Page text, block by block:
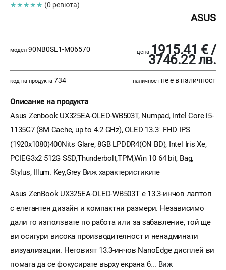
★★★★★ (0 ревюта)
ASUS
модел 90NB0SL1-M06570 цена 1915.41 € /
3746.22 лв.
код на продукта 734 наличност не е в наличност
Описание на продукта
Asus Zenbook UX325EA-OLED-WB503T, Numpad, Intel Core i5-
1135G7 (8M Cache, up to 4.2 GHz), OLED 13.3" FHD IPS
(1920x1080)400Nits Glare, 8GB LPDDR4(ON BD), Intel Iris Xe,
PCIEG3x2 512G SSD,Thunderbolt,TPM,Win 10 64 bit, Bag,
Stylus, Illum. Key,Grey Виж характеристиките
Asus ZenBook UX325EA-OLED-WB503T е 13.3-инчов лаптоп
с елегантен дизайн и компактни размери. Независимо
дали го използвате по работа или за забавление, той ще
ви осигури висока производителност и ненадминати
визуализации. Неговият 13.3-инчов NanoEdge дисплей ви
помага да се фокусирате върху екрана б... Виж